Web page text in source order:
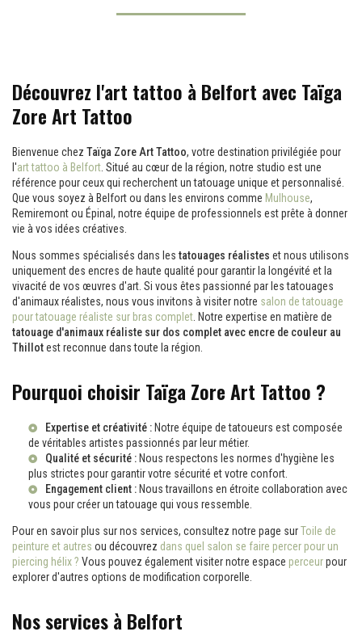
Découvrez l'art tattoo à Belfort avec Taïga
Zore Art Tattoo
Bienvenue chez Taïga Zore Art Tattoo, votre destination privilégiée pour
l'art tattoo à Belfort . Situé au cœur de la région, notre studio est une
référence pour ceux qui recherchent un tatouage unique et personnalisé.
Que vous soyez à Belfort ou dans les environs comme Mulhouse,
Remiremont ou Épinal, notre équipe de professionnels est prête à donner
vie à vos idées créatives.
Nous sommes spécialisés dans les tatouages réalistes et nous utilisons
uniquement des encres de haute qualité pour garantir la longévité et la
vivacité de vos œuvres d'art. Si vous êtes passionné par les tatouages
d'animaux réalistes, nous vous invitons à visiter notre salon de tatouage
pour tatouage réaliste sur bras complet . Notre expertise en matière de
tatouage d'animaux réaliste sur dos complet avec encre de couleur au
Thillotest reconnue dans toute la région.
Pourquoi choisir Taïga Zore Art Tattoo ?
Expertise et créativité : Notre équipe de tatoueurs est composée
de véritables artistes passionnés par leur métier.
Qualité et sécurité : Nous respectons les normes d'hygiène les
plus strictes pour garantir votre sécurité et votre confort.
Engagement client : Nous travaillons en étroite collaboration avec
vous pour créer un tatouage qui vous ressemble.
Pour en savoir plus sur nos services, consultez notre page surToile de
peinture et autres ou découvrez dans quel salon se faire percer pour un
piercing hélix ? Vous pouvez également visiter notre espace perceurpour
explorer d'autres options de modification corporelle.
Nos services à Belfort